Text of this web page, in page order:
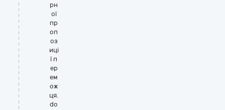
рн
ої
пр
оп
оз
иці
ї п
ер
ем
ож
ця.
do